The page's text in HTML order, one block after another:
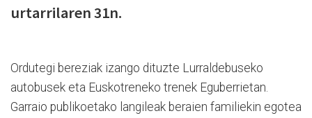
urtarrilaren 31n.
Ordutegi bereziak izango dituzte Lurraldebuseko
autobusek eta Euskotreneko trenek Eguberrietan.
Garraio publikoetako langileak beraien familiekin egotea